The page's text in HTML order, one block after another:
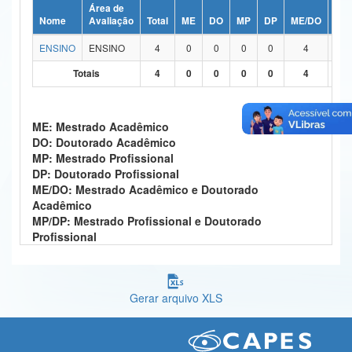
Ministério da Ciência, Tecnologia, Inovações e Comunicações
Ministério do Meio Ambiente
Controladoria-Geral da União
Ministério da Mulher, da Família e dos Direitos Humanos
Secretaria-Geral
Secretaria de Governo
Nome
Área de
Avaliação
Total ME DO MP DP ME/DO
ENSINO
ENSINO 4 0 0 0 0 4
Totais
4 0 0 0 0 4
ME: Mestrado Acadêmico
DO: Doutorado Acadêmico
MP: Mestrado Profissional
DP: Doutorado Profissional
ME/DO: Mestrado Acadêmico e Doutorado
Acadêmico
MP/DP: Mestrado Profissional e Doutorado
Profissional
Gerar arquivo XLS